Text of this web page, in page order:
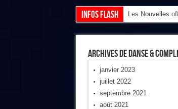
Infos flash Les Nouvelles
Archives De Danse &
janvier 2023
juillet 2022
septembre 2021
août 2021